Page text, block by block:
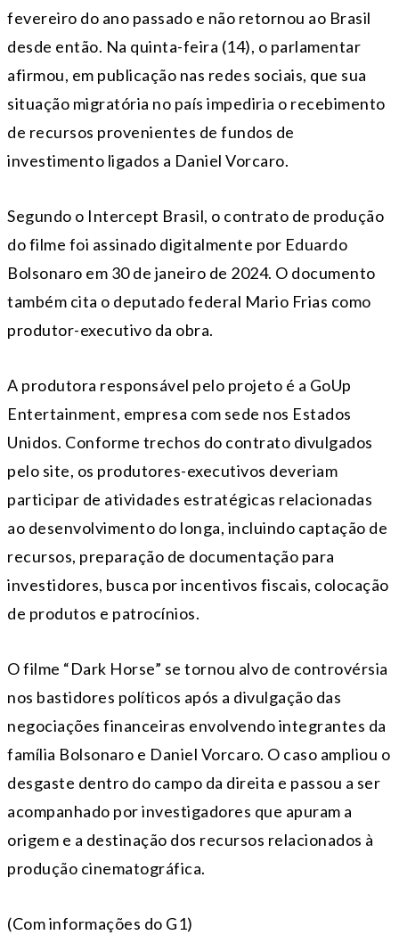
fevereiro do ano passado e não retornou ao Brasil
desde então. Na quinta-feira (14), o parlamentar
afirmou, em publicação nas redes sociais, que sua
situação migratória no país impediria o recebimento
de recursos provenientes de fundos de
investimento ligados a Daniel Vorcaro.
Segundo o Intercept Brasil, o contrato de produção
do filme foi assinado digitalmente por Eduardo
Bolsonaro em 30 de janeiro de 2024. O documento
também cita o deputado federal Mario Frias como
produtor-executivo da obra.
A produtora responsável pelo projeto é a GoUp
Entertainment, empresa com sede nos Estados
Unidos. Conforme trechos do contrato divulgados
pelo site, os produtores-executivos deveriam
participar de atividades estratégicas relacionadas
ao desenvolvimento do longa, incluindo captação de
recursos, preparação de documentação para
investidores, busca por incentivos fiscais, colocação
de produtos e patrocínios.
O filme “Dark Horse” se tornou alvo de controvérsia
nos bastidores políticos após a divulgação das
negociações financeiras envolvendo integrantes da
família Bolsonaro e Daniel Vorcaro. O caso ampliou o
desgaste dentro do campo da direita e passou a ser
acompanhado por investigadores que apuram a
origem e a destinação dos recursos relacionados à
produção cinematográfica.
(Com informações do G1)